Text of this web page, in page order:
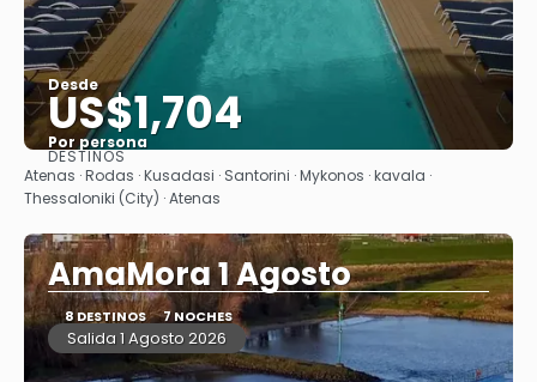
Desde
US$1,704
Por persona
Ver
DESTINOS
Atenas · Rodas · Kusadasi · Santorini · Mykonos · kavala ·
Thessaloniki (City) · Atenas
AmaMora 1 Agosto
8 DESTINOS 7 NOCHES
Salida 1 Agosto 2026